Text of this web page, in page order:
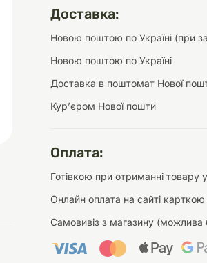
Переноски
Інструменти для
догляду
Обігрівачі
Засоби для догляду
Доставка:
Новою поштою по Україні (при
Новою поштою по Україні
Доставка в поштомат Нової
Курʼєром Нової пошти
Оплата:
Готівкою при отриманні товару
Онлайн оплата на сайті карткою
Самовивіз з магазину (можлива